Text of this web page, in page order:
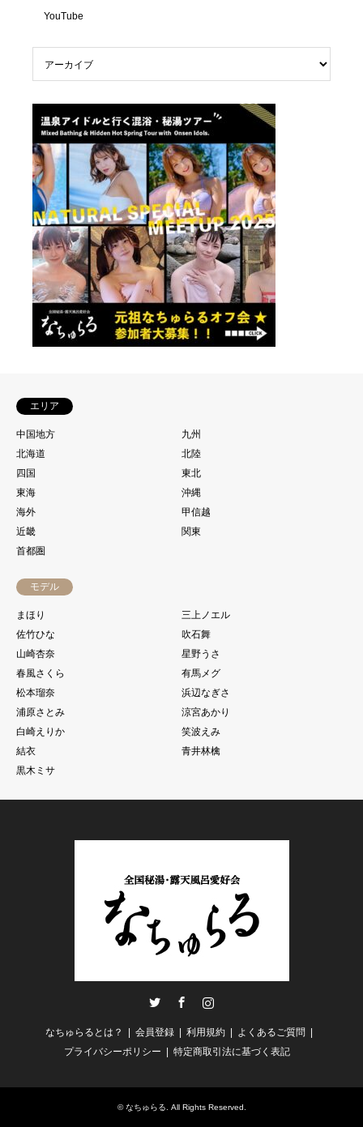
YouTube
エリア
中国地方
九州
北海道
北陸
四国
東北
東海
沖縄
海外
甲信越
近畿
関東
首都圏
モデル
まほり
三上ノエル
佐竹ひな
吹石舞
山崎杏奈
星野うさ
春風さくら
有馬メグ
松本瑠奈
浜辺なぎさ
浦原さとみ
涼宮あかり
白崎えりか
笑波えみ
結衣
青井林檎
黒木ミサ
なちゅらるとは？ 会員登録 利用規約
よくあるご質問
プライバシーポリシー
特定商取引法に基づく表記
©なちゅらる. All Rights Reserved.